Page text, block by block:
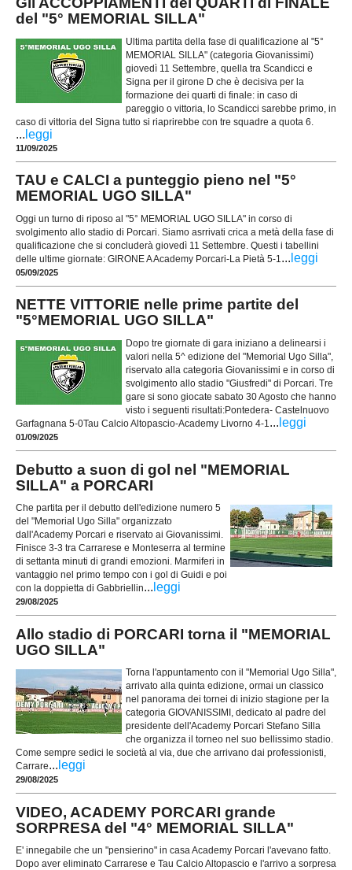
del "5° MEMORIAL SILLA"
Ultima partita della fase di qualificazione al "5°
MEMORIAL SILLA" (categoria Giovanissimi)
giovedì 11 Settembre, quella tra Scandicci e
Signa per il girone D che è decisiva per la
formazione dei quarti di finale: in caso di
pareggio o vittoria, lo Scandicci sarebbe primo, in
caso di vittoria del Signa tutto si riaprirebbe con tre squadre a quota 6.
... leggi
11/09/2025
TAU e CALCI a punteggio pieno nel "5°
MEMORIAL UGO SILLA"
Oggi un turno di riposo al "5° MEMORIAL UGO SILLA" in corso di
svolgimento allo stadio di Porcari. Siamo asrrivati crica a metà della fase di
qualificazione che si concluderà giovedì 11 Settembre. Questi i tabellini
delle ultime giornate: GIRONE A Academy Porcari-La Pietà 5-1 ... leggi
05/09/2025
NETTE VITTORIE nelle prime partite del
"5°MEMORIAL UGO SILLA"
Dopo tre giornate di gara iniziano a delinearsi i
valori nella 5^ edizione del "Memorial Ugo Silla",
riservato alla categoria Giovanissimi e in corso di
svolgimento allo stadio "Giusfredi" di Porcari. Tre
gare si sono giocate sabato 30 Agosto che hanno
visto i seguenti risultati:Pontedera- Castelnuovo
Garfagnana 5-0Tau Calcio Altopascio-Academy Livorno 4-1... leggi
01/09/2025
Debutto a suon di gol nel "MEMORIAL
SILLA" a PORCARI
Che partita per il debutto dell'edizione numero 5
del "Memorial Ugo Silla" organizzato
dall'Academy Porcari e riservato ai Giovanissimi.
Finisce 3-3 tra Carrarese e Monteserra al termine
di settanta minuti di grandi emozioni. Marmiferi in
vantaggio nel primo tempo con i gol di Guidi e poi
con la doppietta di Gabbriellin... leggi
29/08/2025
Allo stadio di PORCARI torna il "MEMORIAL
UGO SILLA"
Torna l'appuntamento con il "Memorial Ugo Silla",
arrivato alla quinta edizione, ormai un classico
nel panorama dei tornei di inizio stagione per la
categoria GIOVANISSIMI, dedicato al padre del
presidente dell'Academy Porcari Stefano Silla
che organizza il torneo nel suo bellissimo stadio.
Come sempre sedici le società al via, due che arrivano dai professionisti,
Carrare... leggi
29/08/2025
VIDEO, ACADEMY PORCARI grande
SORPRESA del "4° MEMORIAL SILLA"
E' innegabile che un "pensierino" in casa Academy Porcari l'avevano fatto.
Dopo aver eliminato Carrarese e Tau Calcio Altopascio e l'arrivo a sorpresa